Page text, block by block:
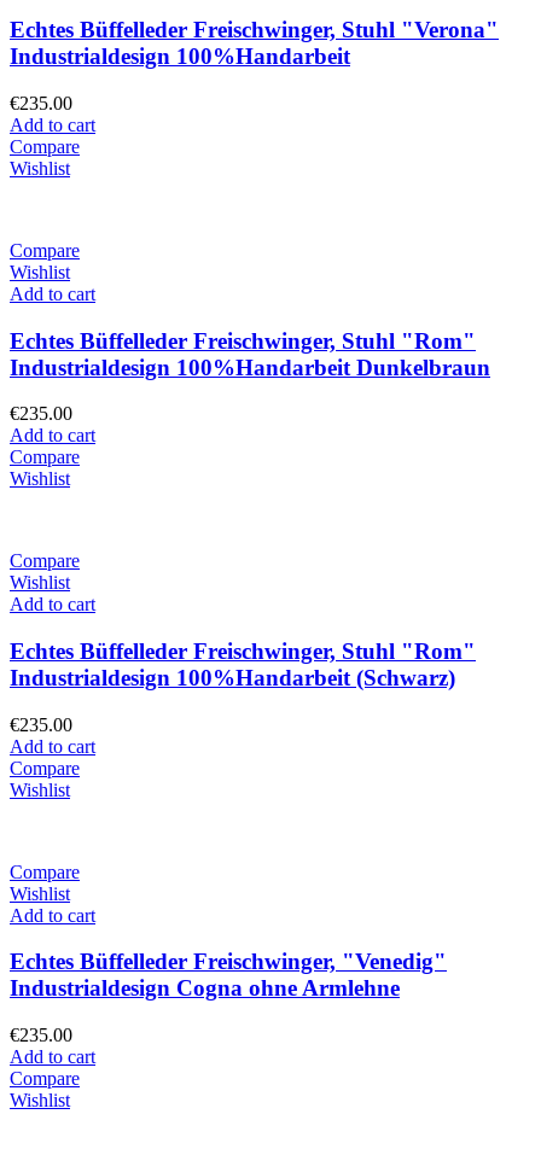
Echtes Büffelleder Freischwinger, Stuhl "Verona"
Industrialdesign 100%Handarbeit
€235.00
Add to cart
Compare
Wishlist
Compare
Wishlist
Add to cart
Echtes Büffelleder Freischwinger, Stuhl "Rom"
Industrialdesign 100%Handarbeit Dunkelbraun
€235.00
Add to cart
Compare
Wishlist
Compare
Wishlist
Add to cart
Echtes Büffelleder Freischwinger, Stuhl "Rom"
Industrialdesign 100%Handarbeit (Schwarz)
€235.00
Add to cart
Compare
Wishlist
Compare
Wishlist
Add to cart
Echtes Büffelleder Freischwinger, "Venedig"
Industrialdesign Cogna ohne Armlehne
€235.00
Add to cart
Compare
Wishlist